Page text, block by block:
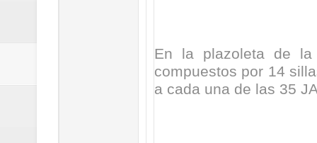
ReGionetNoticias /
acciones que impactan a más de
ReGioNetNoticias- MEDELLIN
En la plazoleta de la
compuestos por 14
a cada una de las 35